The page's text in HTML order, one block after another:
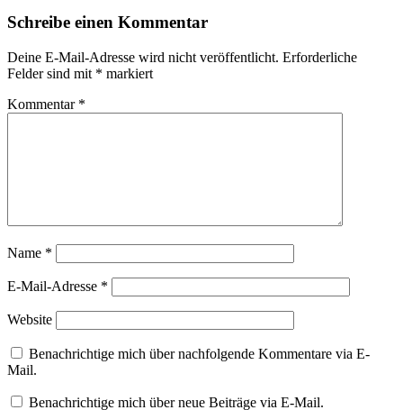
Schreibe einen Kommentar
Deine E-Mail-Adresse wird nicht veröffentlicht. Erforderliche
Felder sind mit * markiert
Kommentar *
Name *
E-Mail-Adresse *
Website
Benachrichtige mich über nachfolgende Kommentare via E-
Mail.
Benachrichtige mich über neue Beiträge via E-Mail.